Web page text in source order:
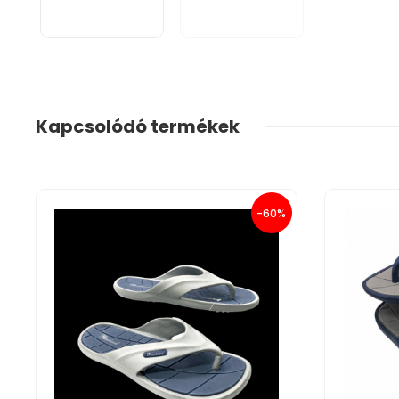
Kapcsolódó termékek
-60%